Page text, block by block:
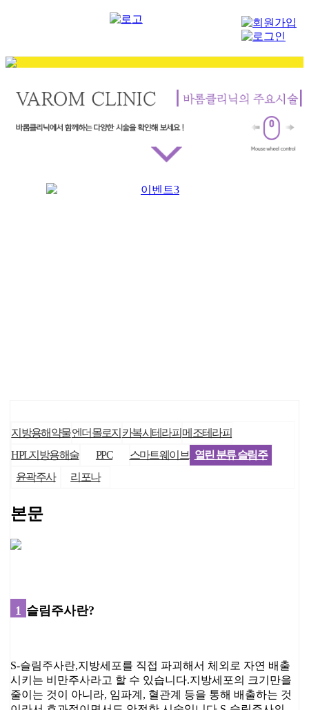
지방용해약물엔더몰로지 카복시테라피 메조테라피
HPL지방용해술
PPC 스마트웨이브 열린 분류슬림주
윤곽주사 리포나
본문
1 슬림주사란?
S-슬림주사란, ​지방세포를 직접 파괴해서 체외로 자연 배출
시키는 비만주사라고 할 수 있습니다. ​ 지방세포의 크기만을
줄이는 것이 아니라, 임파계, 혈관계 등을 통해 배출하는 것